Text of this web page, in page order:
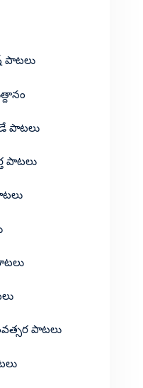
పాటలు
పాటలు
పాటలు
పాటలు